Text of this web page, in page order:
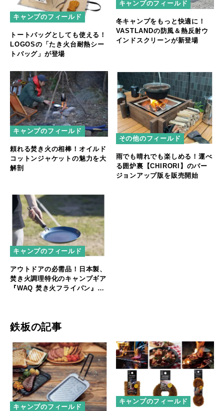
キャンプのフィールド
トートバッグとしても使える！
LOGOSの「たき火台耐熱シー
トバッグ」が登場
キャンプのフィールド
冬キャンプをもっと快適に！
VASTLANDの防風＆熱反射ウ
インドスクリーンが新登場
キャンプのフィールド
頼れる焚き火の相棒！オイルド
コットンジャケットの魅力を大
解剖
その他のフィールド
雨でも晴れでも楽しめる！運べ
る囲炉裏【CHIRORI】のバー
ジョンアップ版を販売開始
キャンプのフィールド
アウトドアの必需品！日本製、
焚き火調理特化のキャンプギア
『WAQ 焚き火フライパン』販
鉄板の記事
キャンプのフィールド
キャンプのフィールド